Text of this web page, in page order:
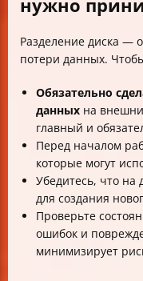
нужно
Разделение диска —
потери данных.
Обязательно
данных на
главный и
Перед началом
которые могут
Убедитесь, что на
для создания
Проверьте
ошибок и
минимизирует